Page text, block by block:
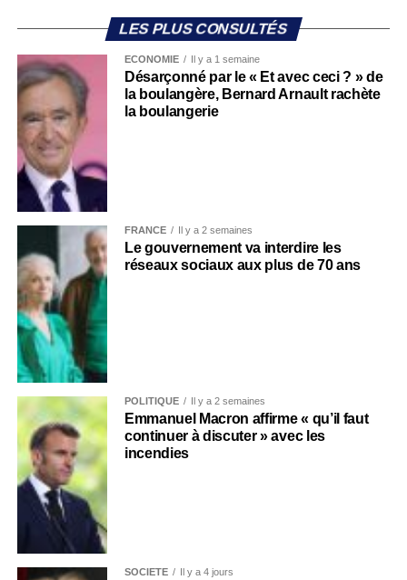
LES PLUS CONSULTÉS
ECONOMIE Il y a 1 semaine
Désarçonné par le « Et avec ceci ? » de
la boulangère, Bernard Arnault rachète
la boulangerie
FRANCE Il y a 2 semaines
Le gouvernement va interdire les
réseaux sociaux aux plus de 70 ans
POLITIQUE Il y a 2 semaines
Emmanuel Macron affirme « qu’il faut
continuer à discuter » avec les
incendies
SOCIÉTÉ Il y a 4 jours